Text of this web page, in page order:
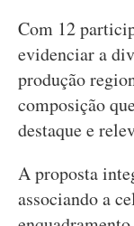
Com 12
evidenciar a
produção
composição
destaque e
A proposta
associando a